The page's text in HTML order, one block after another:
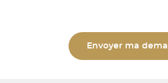
Envoyer ma